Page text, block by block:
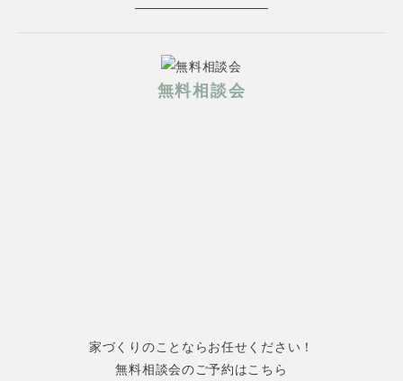
無料相談会
家づくりのことならお任せください！
無料相談会のご予約はこちら